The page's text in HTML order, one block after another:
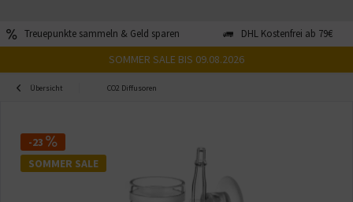
Treuepunkte sammeln & Geld sparen DHL Kostenfrei ab 79€
SOMMER SALE BIS 09.08.2026
Übersicht CO2 Diffusoren
-23
SOMMER SALE